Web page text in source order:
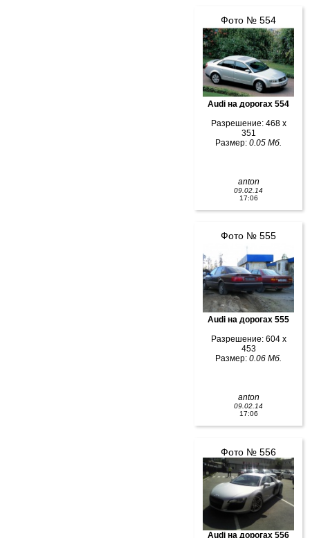
Фото № 554
Audi на дорогах 554
Разрешение: 468 x
351
Размер: 0.05 Мб.
anton
09.02.14
17:06
Фото № 555
Audi на дорогах 555
Разрешение: 604 x
453
Размер: 0.06 Мб.
anton
09.02.14
17:06
Фото № 556
Audi на дорогах 556